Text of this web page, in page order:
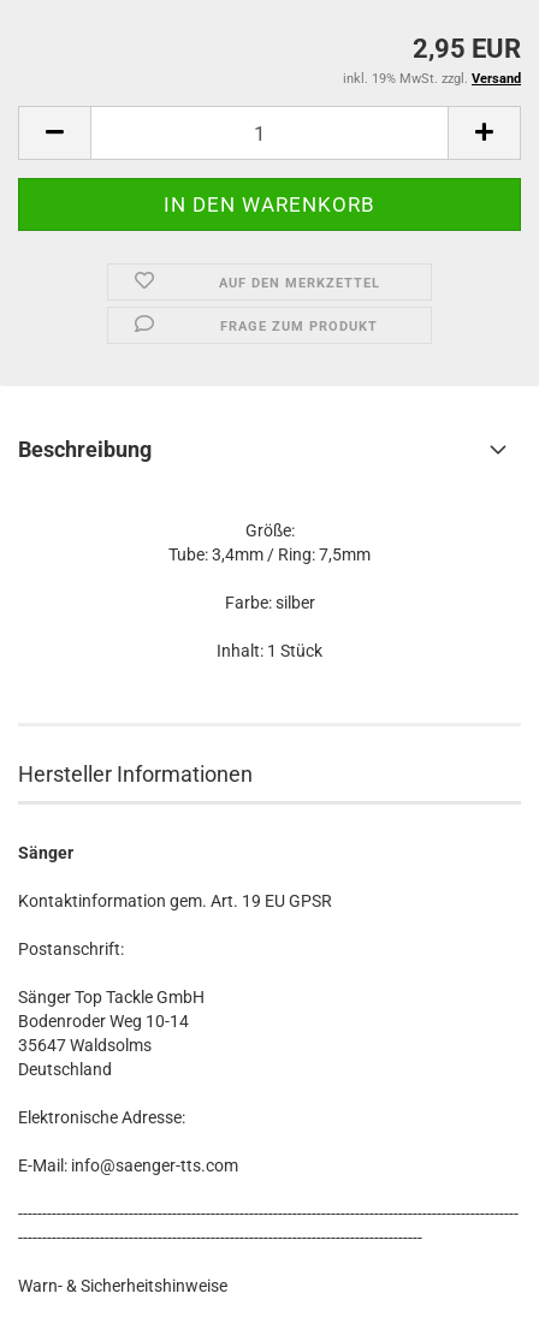
2,95 EUR
inkl. 19% MwSt. zzgl. Versand
AUF DEN MERKZETTEL
FRAGE ZUM PRODUKT
Beschreibung
Größe:
Tube: 3,4mm / Ring: 7,5mm
Farbe: silber
Inhalt: 1 Stück
Hersteller Informationen
Sänger
Kontaktinformation gem. Art. 19 EU GPSR
Postanschrift:
Sänger Top Tackle GmbH
Bodenroder Weg 10-14
35647 Waldsolms
Deutschland
Elektronische Adresse:
E-Mail: info@saenger-tts.com
--------------------------------------------------------------------------------------------------------
------------------------------------------------------------------------------------
Warn- & Sicherheitshinweise